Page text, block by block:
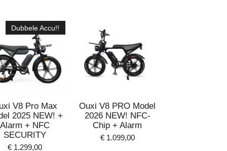
Dubbele Accu!!
V8 Pro Max
2025 NEW! +
Alarm + NFC
SECURITY
€ 1.299,00
Ouxi V8 PRO Model
2026 NEW! NFC-
Chip + Alarm
€ 1.099,00